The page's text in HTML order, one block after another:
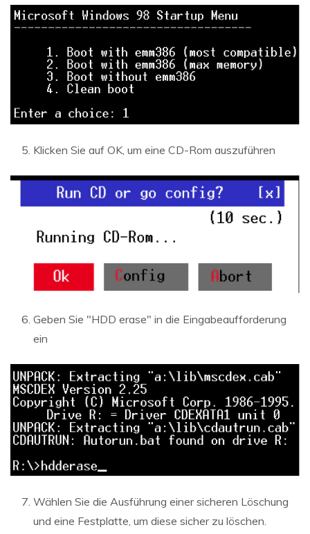
Klicken Sie auf OK, um eine CD-Rom auszuführen
Geben Sie "HDD erase" in die Eingabeaufforderung
ein
Wählen Sie die Ausführung einer sicheren Löschung
und eine Festplatte, um diese sicher zu löschen.